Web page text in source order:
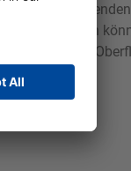
der
werden
auf den